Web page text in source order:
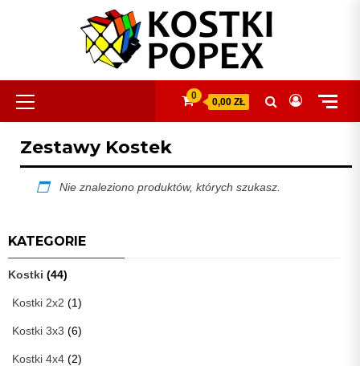
Primary
Menu
0
0,00 ZŁ
Zestawy Kostek
Nie znaleziono produktów, których szukasz.
KATEGORIE
Kostki (44)
Kostki 2x2 (1)
Kostki 3x3 (6)
Kostki 4x4 (2)